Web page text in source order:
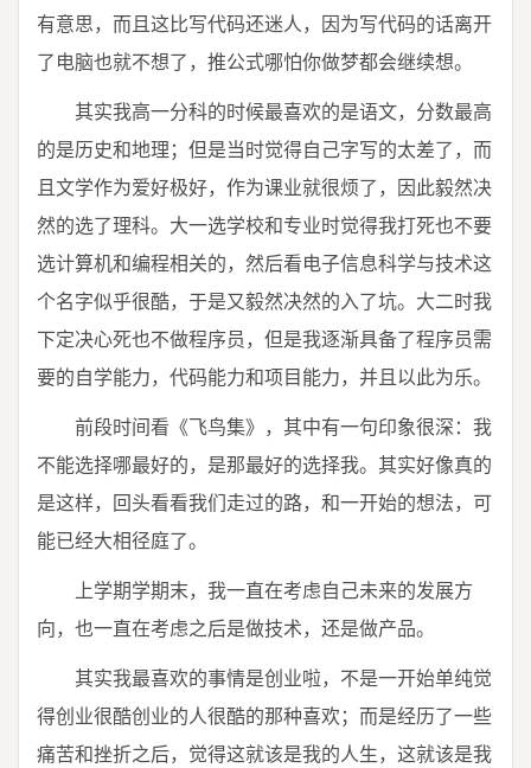
有意思，而且这比写代码还迷人，因为写代码的话离开
了电脑也就不想了，推公式哪怕你做梦都会继续想。
其实我高一分科的时候最喜欢的是语文，分数最高
的是历史和地理；但是当时觉得自己字写的太差了，而
且文学作为爱好极好，作为课业就很烦了，因此毅然决
然的选了理科。大一选学校和专业时觉得我打死也不要
选计算机和编程相关的，然后看电子信息科学与技术这
个名字似乎很酷，于是又毅然决然的入了坑。大二时我
下定决心死也不做程序员，但是我逐渐具备了程序员需
要的自学能力，代码能力和项目能力，并且以此为乐。
前段时间看《飞鸟集》，其中有一句印象很深：我
不能选择哪最好的，是那最好的选择我。其实好像真的
是这样，回头看看我们走过的路，和一开始的想法，可
能已经大相径庭了。
上学期学期末，我一直在考虑自己未来的发展方
向，也一直在考虑之后是做技术，还是做产品。
其实我最喜欢的事情是创业啦，不是一开始单纯觉
得创业很酷创业的人很酷的那种喜欢；而是经历了一些
痛苦和挫折之后，觉得这就该是我的人生，这就该是我